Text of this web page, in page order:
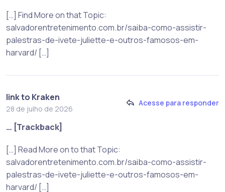
[…] Find More on that Topic:
salvadorentretenimento.com.br/saiba-como-assistir-
palestras-de-ivete-juliette-e-outros-famosos-em-
harvard/ […]
link to Kraken
28 de julho de 2026
Acesse para responder
… [Trackback]
[…] Read More on to that Topic:
salvadorentretenimento.com.br/saiba-como-assistir-
palestras-de-ivete-juliette-e-outros-famosos-em-
harvard/ […]